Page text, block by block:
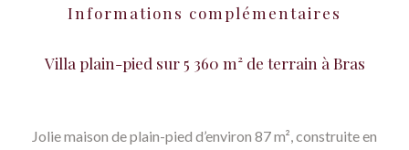
Informations complémentaires
Villa plain-pied sur 5 360 m² de terrain à Bras
Jolie maison de plain-pied d’environ 87 m², construite en